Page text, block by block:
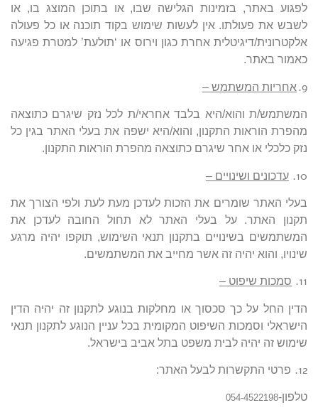
לפגוע באתר, בזמינות הגלישה שבו, או בתוכן המוצג בו, או
לשבש את פעולתו. אין לעשות שימוש בקוד תוכנה או כל פעולה
אלקטרונית/דיגיטלית אחרת כגון וירוס או ‘תולעת’ למטרת פגיעה
כאמור באתר.
9. אחריות המשתמש –
המשתמש/ת והוא/היא בלבד אחראי/ת לכל נזק שיגרם כתוצאה
מהפרת הוראות התקנון, והוא/היא ישפה את בעלי האתר בגין כל
נזק כלכלי או אחר שיגרם כתוצאה מהפרת הוראות התקנון.
10. עדכונים ושינויים –
בעלי האתר שומרים את הזכות לעדכן מעת לעת ולפי הצורך את
תקנון האתר. על בעלי האתר לא תחול החובה לעדכן את
המשתמשים בשינויים בתקנון תנאי השימוש, תוקפו יהיה מרגע
שינויו, והוא יהיה זה אשר מחייב את המשתמשים.
11. סמכות שיפוט –
הדין החל על כך סכסוך או מחלקות בנוגע לתקנון זה יהיה הדין
הישראלי וסמכות השיפוט המקומית בכל עניין הנוגע לתקנון תנאי
שימוש זה יהיה לבית משפט בתל אביב בישראל.
12. פרטי התקשרות לבעל האתר:
טלפון-054-4522198